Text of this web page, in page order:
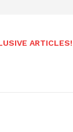
ARTICLES!